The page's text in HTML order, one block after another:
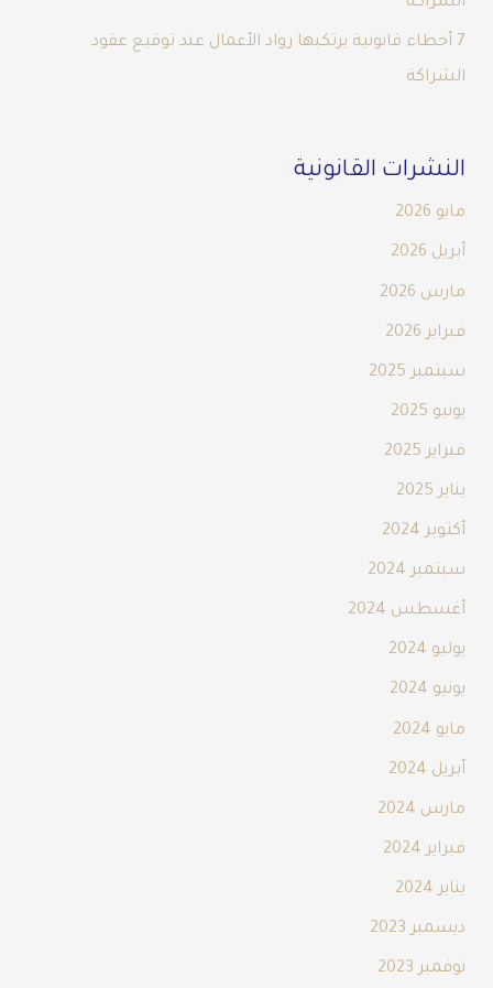
7 أخطاء قانونية يرتكبها رواد الأعمال عند توقيع عقود
الشراكة
النشرات القانونية
مايو 2026
أبريل 2026
مارس 2026
فبراير 2026
سبتمبر 2025
يونيو 2025
فبراير 2025
يناير 2025
أكتوبر 2024
سبتمبر 2024
أغسطس 2024
يوليو 2024
يونيو 2024
مايو 2024
أبريل 2024
مارس 2024
فبراير 2024
يناير 2024
ديسمبر 2023
نوفمبر 2023